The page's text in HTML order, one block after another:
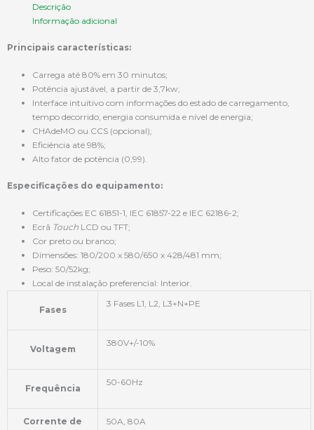
Descrição
Informação adicional
Principais características:
Carrega até 80% em 30 minutos;
Potência ajustável, a partir de 3,7kw;
Interface intuitivo com informações do estado de carregamento,
tempo decorrido, energia consumida e nível de energia;
CHAdeMO ou CCS (opcional);
Eficiência até 98%;
Alto fator de potência (0,99).
Especificações do equipamento:
Certificações EC 61851-1, IEC 61857-22 e IEC 62186-2;
Ecrã Touch LCD ou TFT;
Cor preto ou branco;
Dimensões: 180/200 x 580/650 x 428/481 mm;
Peso: 50/52kg;
Local de instalação preferencial: Interior.
Fases
3 Fases L1, L2, L3+N+PE
Voltagem
380V+/-10%
Frequência
50-60Hz
Corrente de
50A, 80A